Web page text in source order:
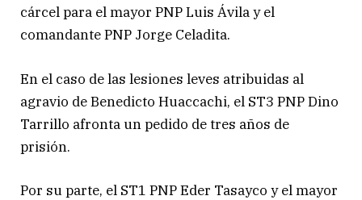
cárcel para el mayor PNP Luis Ávila y el
comandante PNP Jorge Celadita.
En el caso de las lesiones leves atribuidas al
agravio de Benedicto Huaccachi, el ST3 PNP Dino
Tarrillo afronta un pedido de tres años de
prisión.
Por su parte, el ST1 PNP Eder Tasayco y el mayor